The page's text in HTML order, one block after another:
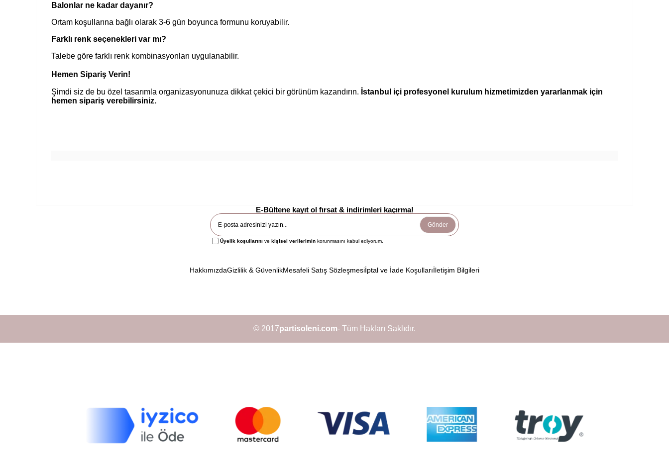
Balonlar ne kadar dayanır?
Ortam koşullarına bağlı olarak 3-6 gün boyunca formunu koruyabilir.
Farklı renk seçenekleri var mı?
Talebe göre farklı renk kombinasyonları uygulanabilir.
Hemen Sipariş Verin!
Şimdi siz de bu özel tasarımla organizasyonunuza dikkat çekici bir görünüm kazandırın. İstanbul içi profesyonel kurulum hizmetimizden yararlanmak için
hemen sipariş verebilirsiniz.
E-Bültene kayıt ol fırsat & indirimleri kaçırma!
Gönder
Üyelik koşullarını ve kişisel verilerimin korunmasını kabul ediyorum.
HakkımızdaGizlilik & GüvenlikMesafeli Satış Sözleşmesiİptal ve İade Koşullarıİletişim Bilgileri
© 2017partisoleni.com- Tüm Hakları Saklıdır.